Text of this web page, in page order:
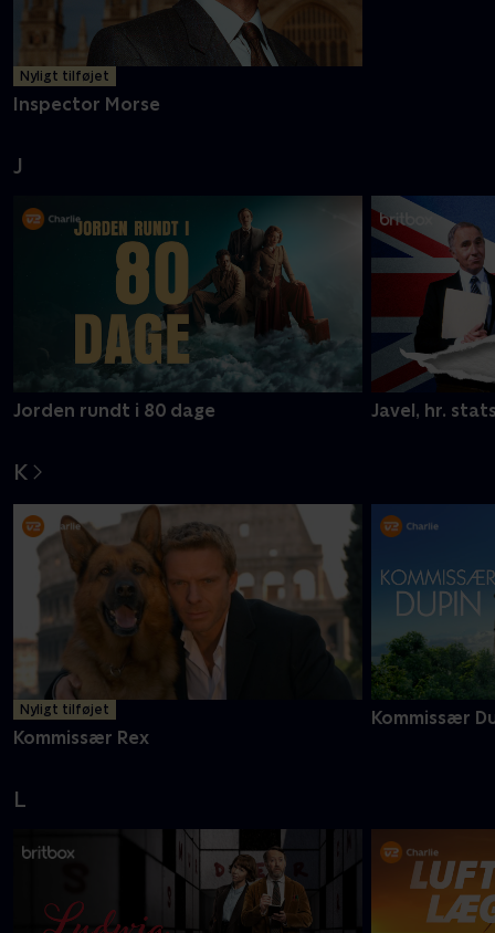
Nyligt tilføjet
Inspector Morse
J
Jorden rundt i 80 dage Javel, hr.
K
Nyligt tilføjet
Kommissær Rex
Kommissær
L